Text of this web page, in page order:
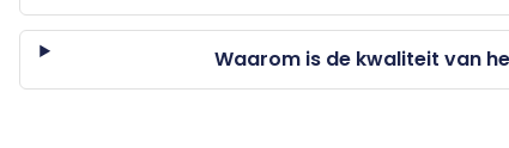
Waarom is de kwaliteit van